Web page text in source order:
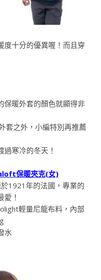
十分的優異喔！而且穿
保暖外套的顏色就顯得非
套之外，小編特別再推薦
寒冷的冬天！
保暖夾克(女)
1921年的法國，專業的
愛！
輕量尼龍布料，內部
水